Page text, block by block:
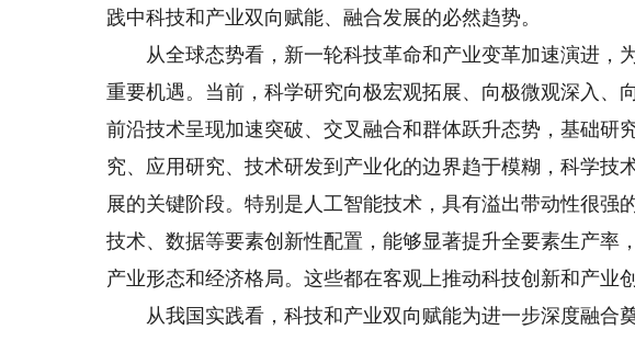
践中科技和产业双向赋能、融合发展的必然趋势。
从全球态势看，新一轮科技革命和产业变革加速演进，
重要机遇。当前，科学研究向极宏观拓展、向极微观深入、
前沿技术呈现加速突破、交叉融合和群体跃升态势，基础研
究、应用研究、技术研发到产业化的边界趋于模糊，科学技
展的关键阶段。特别是人工智能技术，具有溢出带动性很强
技术、数据等要素创新性配置，能够显著提升全要素生产率
产业形态和经济格局。这些都在客观上推动科技创新和产业
从我国实践看，科技和产业双向赋能为进一步深度融合